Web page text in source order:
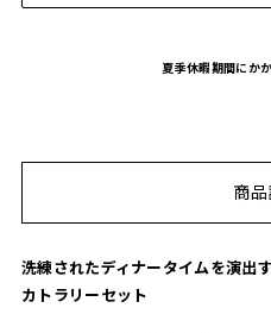
夏季休暇期間にか
商
洗練されたディナータイムを演出
カトラリーセット